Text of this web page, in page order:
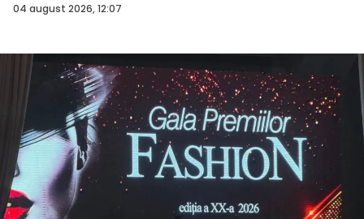
04 august 2026, 12:07